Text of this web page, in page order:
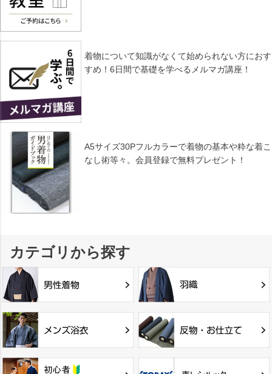
着物について知識がなくて始められない方におす
すめ！6日間で基礎を学べるメルマガ講座！
A5サイズ30Pフルカラーで着物の基本や粋な着こ
なし術等々。会員登録で無料プレゼント！
カテゴリから探す